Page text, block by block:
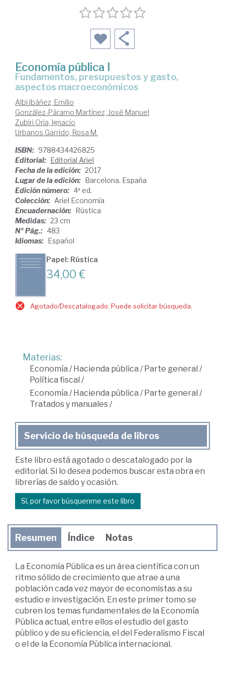
Economía pública I
Fundamentos, presupuestos y gasto,
aspectos macroeconómicos
Albi Ibáñez, Emilio
González-Páramo Martínez, José Manuel
Zubiri Oria, Ignacio
Urbanos Garrido, Rosa M.
ISBN: 9788434426825
Editorial: Editorial Ariel
Fecha de la edición: 2017
Lugar de la edición: Barcelona. España
Edición número: 4ª ed.
Colección: Ariel Economía
Encuadernación: Rústica
Medidas: 23 cm
Nº Pág.: 483
Idiomas: Español
Papel: Rústica
34,00 €
Agotado/Descatalogado. Puede solicitar búsqueda.
Materias:
Economía /Hacienda pública /Parte general /
Política fiscal /
Economía /Hacienda pública /Parte general /
Tratados y manuales/
Servicio de búsqueda de libros
Este libro está agotado o descatalogado por la
editorial. Si lo desea podemos buscar esta obra en
librerías de saldo y ocasión.
Sí, por favor búsquenme este libro
Resumen Índice Notas
La Economía Pública es un área científica con un
ritmo sólido de crecimiento que atrae a una
población cada vez mayor de economistas a su
estudio e investigación. En este primer tomo se
cubren los temas fundamentales de la Economía
Pública actual, entre ellos el estudio del gasto
público y de su eficiencia, el del Federalismo Fiscal
o el de la Economía Pública internacional.